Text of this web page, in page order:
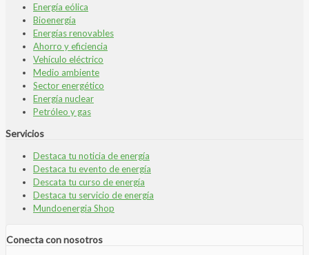
Energía eólica
Bioenergía
Energías renovables
Ahorro y eficiencia
Vehículo eléctrico
Medio ambiente
Sector energético
Energía nuclear
Petróleo y gas
Servicios
Destaca tu noticia de energía
Destaca tu evento de energía
Descata tu curso de energía
Destaca tu servicio de energía
Mundoenergia Shop
Conecta con nosotros